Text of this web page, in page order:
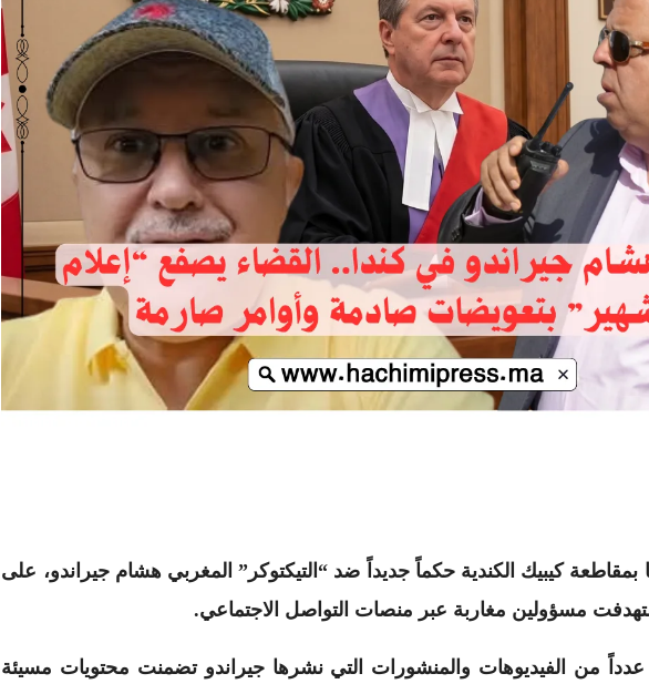
بمقاطعة كيبيك الكندية حكماً جديداً ضد “التيكتوكر” المغربي هشام جيراندو، على
مسؤولين مغاربة عبر منصات التواصل الاجتماعي.
من الفيديوهات والمنشورات التي نشرها جيراندو تضمنت محتويات مسيئة